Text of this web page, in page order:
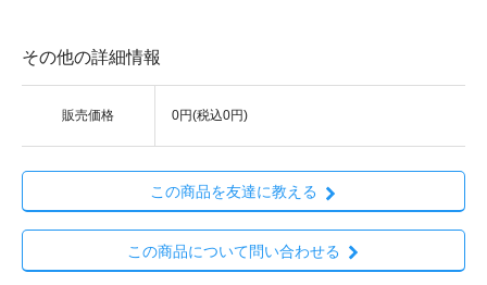
その他の詳細情報
販売価格 0円(税込0円)
この商品を友達に教える
この商品について問い合わせる